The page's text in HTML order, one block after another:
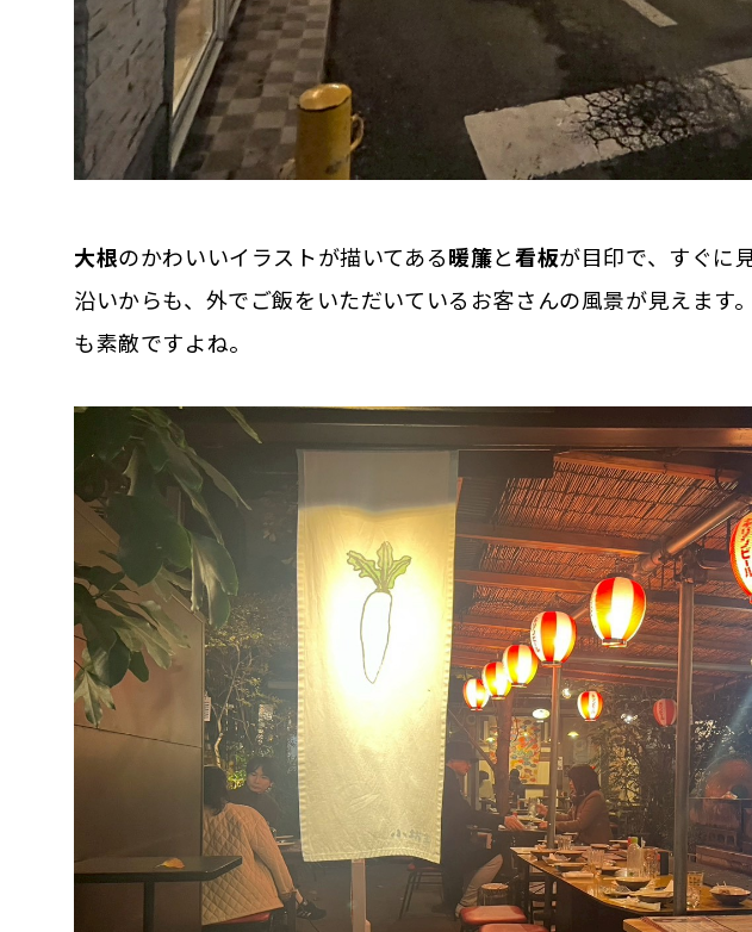
大根のかわいいイラストが描いてある暖簾と看板が目印で、すぐに
沿いからも、外でご飯をいただいているお客さんの風景が見えます
も素敵ですよね。